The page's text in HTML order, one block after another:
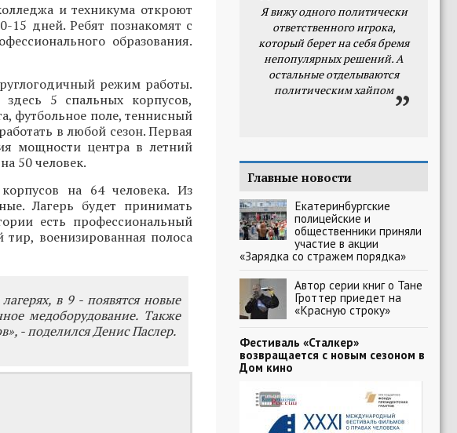
и техникума откроют
15 дней. Ребят познакомят с
образования.
режим работы.
здесь 5 спальных корпусов,
футбольное поле, теннисный
в любой сезон. Первая
мощности центра в летний
50 человек.
на 64 человека. Из
Лагерь будет принимать
есть профессиональный
военизированная полоса
в 9 - появятся новые
медоборудование. Также
- поделился Денис Паслер.
Я вижу одного политически
ответственного игрока,
который берет на себя бремя
непопулярных решений. А
остальные отделываются
политическим хайпом
Главные новости
Екатеринбургские
полицейские и
общественники приняли
участие в акции
«Зарядка со стражем порядка»
Автор серии книг о Тане
Гроттер приедет на
«Красную строку»
Фестиваль «Сталкер»
возвращается с новым сезоном в
Дом кино